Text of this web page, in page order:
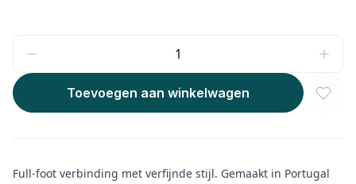
Toevoegen aan winkelwagen
Full-foot verbinding met verfijnde stijl. Gemaakt in Portugal